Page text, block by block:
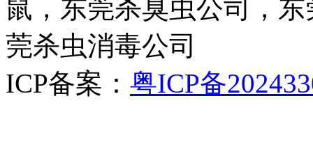
鼠，东莞杀臭虫公司，
莞杀虫消毒公司
ICP备案： 粤ICP备